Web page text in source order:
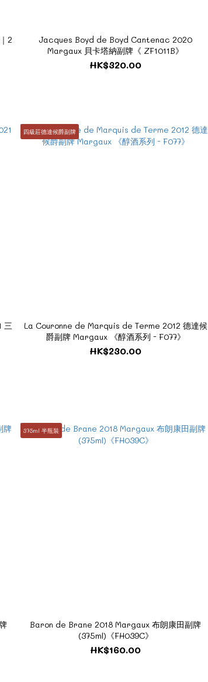
2
Jacques Boyd de Boyd Cantenac 2020
Margaux 貝卡塔納副牌《 ZF1011B》
HK$320.00
三
四級莊德達候爵副牌
La Couronne de Marquis de Terme 2012 德達候
爵副牌 Margaux 《醇酒系列 - F077》
HK$230.00
375ml 半瓶裝
Baron de Brane 2018 Margaux 布朗康田副牌
(375ml)《FH039C》
HK$160.00